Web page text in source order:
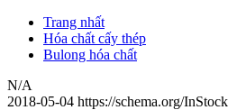
Trang nhất
Hóa chất cấy thép
Bulong hóa chất
N/A
2018-05-04 https://schema.org/InStock